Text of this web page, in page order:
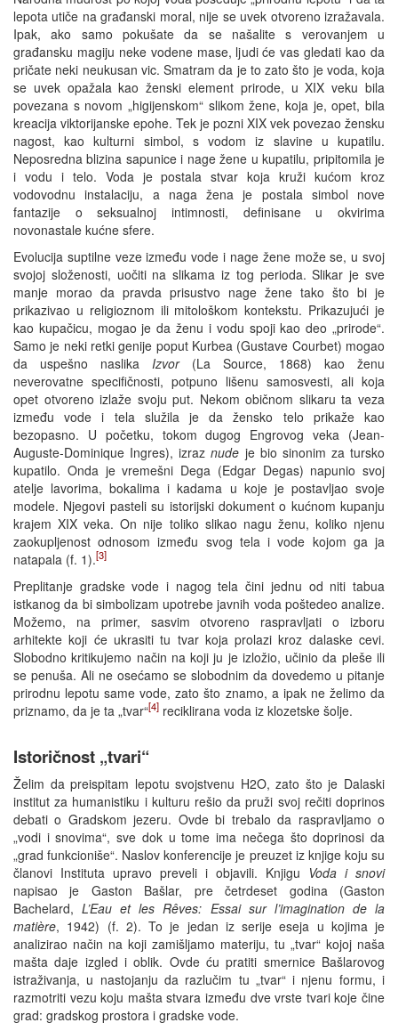
lepota utiče na građanski moral, nije se uvek otvoreno izražavala.
Ipak, ako samo pokušate da se našalite s verovanjem u
građansku magiju neke vodene mase, ljudi će vas gledati kao da
pričate neki neukusan vic. Smatram da je to zato što je voda, koja
se uvek opažala kao ženski element prirode, u XIX veku bila
povezana s novom „higijenskom“ slikom žene, koja je, opet, bila
kreacija viktorijanske epohe. Tek je pozni XIX vek povezao žensku
nagost, kao kulturni simbol, s vodom iz slavine u kupatilu.
Neposredna blizina sapunice i nage žene u kupatilu, pripitomila je
i vodu i telo. Voda je postala stvar koja kruži kućom kroz
vodovodnu instalaciju, a naga žena je postala simbol nove
fantazije o seksualnoj intimnosti, definisane u okvirima
novonastale kućne sfere.
Evolucija suptilne veze između vode i nage žene može se, u svoj
svojoj složenosti, uočiti na slikama iz tog perioda. Slikar je sve
manje morao da pravda prisustvo nage žene tako što bi je
prikazivao u religioznom ili mitološkom kontekstu. Prikazujući je
kao kupačicu, mogao je da ženu i vodu spoji kao deo „prirode“.
Samo je neki retki genije poput Kurbea (Gustave Courbet) mogao
da uspešno naslika Izvor(La Source, 1868) kao ženu
neverovatne specifičnosti, potpuno lišenu samosvesti, ali koja
opet otvoreno izlaže svoju put. Nekom običnom slikaru ta veza
između vode i tela služila je da žensko telo prikaže kao
bezopasno. U početku, tokom dugog Engrovog veka (Jean-
Auguste-Dominique Ingres), izraznude je bio sinonim za tursko
kupatilo. Onda je vremešni Dega (Edgar Degas) napunio svoj
atelje lavorima, bokalima i kadama u koje je postavljao svoje
modele. Njegovi pasteli su istorijski dokument o kućnom kupanju
krajem XIX veka. On nije toliko slikao nagu ženu, koliko njenu
zaokupljenost odnosom između svog tela i vode kojom ga ja
natapala (f. 1).[3]
Preplitanje gradske vode i nagog tela čini jednu od niti tabua
istkanog da bi simbolizam upotrebe javnih voda poštedeo analize.
Možemo, na primer, sasvim otvoreno raspravljati o izboru
arhitekte koji će ukrasiti tu tvar koja prolazi kroz dalaske cevi.
Slobodno kritikujemo način na koji ju je izložio, učinio da pleše ili
se penuša. Ali ne osećamo se slobodnim da dovedemo u pitanje
prirodnu lepotu same vode, zato što znamo, a ipak ne želimo da
priznamo, da je ta „tvar“[4] reciklirana voda iz klozetske šolje.
Istoričnost „tvari“
Želim da preispitam lepotu svojstvenu H2O, zato što je Dalaski
institut za humanistiku i kulturu rešio da pruži svoj rečiti doprinos
debati o Gradskom jezeru. Ovde bi trebalo da raspravljamo o
„vodi i snovima“, sve dok u tome ima nečega što doprinosi da
„grad funkcioniše“. Naslov konferencije je preuzet iz knjige koju su
članovi Instituta upravo preveli i objavili. Knjigu Voda i snovi
napisao je Gaston Bašlar, pre četrdeset godina (Gaston
Bachelard,L’Eau et les Rêves: Essai sur l’imagination de la
matière, 1942) (f. 2). To je jedan iz serije eseja u kojima je
analizirao način na koji zamišljamo materiju, tu „tvar“ kojoj naša
mašta daje izgled i oblik. Ovde ću pratiti smernice Bašlarovog
istraživanja, u nastojanju da razlučim tu „tvar“ i njenu formu, i
razmotriti vezu koju mašta stvara između dve vrste tvari koje čine
grad: gradskog prostora i gradske vode.